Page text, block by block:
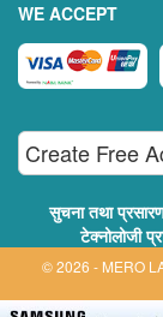
WE ACCEPT
Create Free
सुचना तथा
टेक्नोलोजी
© 2026 - MERO